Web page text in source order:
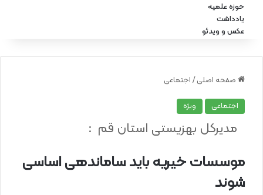
حوزه علمیه
یادداشت
عکس و ویدئو
صفحه اصلی / اجتماعی
اجتماعی ویژه
موسسات خیریه باید ساماندهی اساسی
شوند
مدیرکل بهزیستی استان قم :